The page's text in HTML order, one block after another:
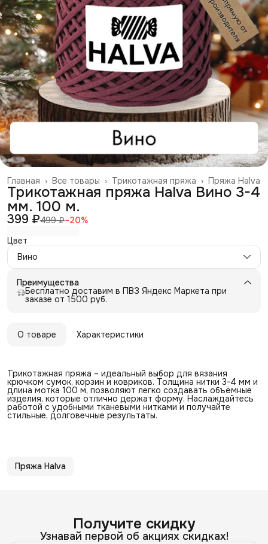
Пряжа Halva
Трикотажная пряжа ›
Все товары ›
Главная ›
Трикотажная пряжа Halva Вино 3-4
мм. 100 м.
399 ₽499 ₽−20%
Цвет
Вино
Преимущества
Бесплатно доставим в ПВЗ Яндекс Маркета при
заказе от 1500 руб.
О товаре Характеристики
Трикотажная пряжа – идеальный выбор для вязания
крючком сумок, корзин и ковриков. Толщина нитки 3-4 мм и
длина мотка 100 м, позволяют легко создавать объёмные
изделия, которые отлично держат форму. Наслаждайтесь
работой с удобными тканевыми нитками и получайте
стильные, долговечные результаты.
Пряжа Halva
Получите скидку
Узнавай первой об акциях скидках!